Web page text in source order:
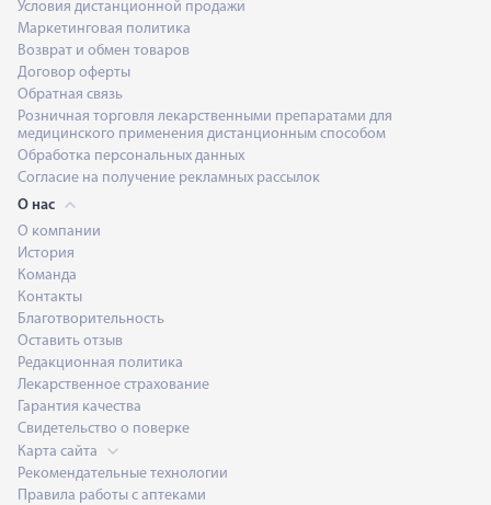
Условия дистанционной продажи
Маркетинговая политика
Возврат и обмен товаров
Договор оферты
Обратная связь
Розничная торговля лекарственными препаратами для
медицинского применения дистанционным способом
Обработка персональных данных
Согласие на получение рекламных рассылок
О нас
О компании
История
Команда
Контакты
Благотворительность
Оставить отзыв
Редакционная политика
Лекарственное страхование
Гарантия качества
Свидетельство о поверке
Карта сайта
Рекомендательные технологии
Правила работы с аптеками